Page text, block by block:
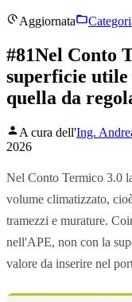
Aggiornata
#81Nel Conto
superficie
quella da
A cura dell'Ing.
2026
Nel Conto Termico 3.0
volume climatizzato,
tramezzi e murature.
nell'APE, non con la
valore da inserire nel